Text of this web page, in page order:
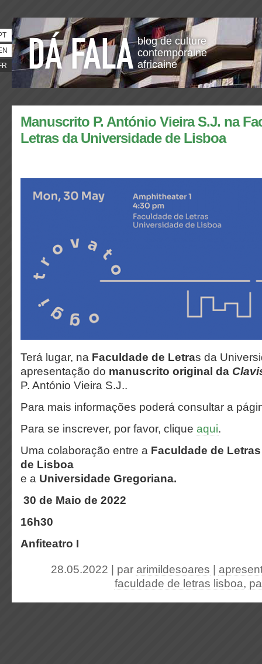
blog de culture
contemporaine
africaine
Manuscrito P. António Vieira S.J. na
Letras da Universidade de Lisboa
Terá lugar, na Faculdade de Letras da
apresentação do manuscrito original da
P. António Vieira S.J..
Para mais informações poderá consultar a
Para se inscrever, por favor, clique aqui.
Uma colaboração entre a Faculdade de
de Lisboa
e a Universidade Gregoriana.
30 de Maio de 2022
16h30
Anfiteatro I
28.05.2022 | par arimildesoares
faculdade de letras lisboa,